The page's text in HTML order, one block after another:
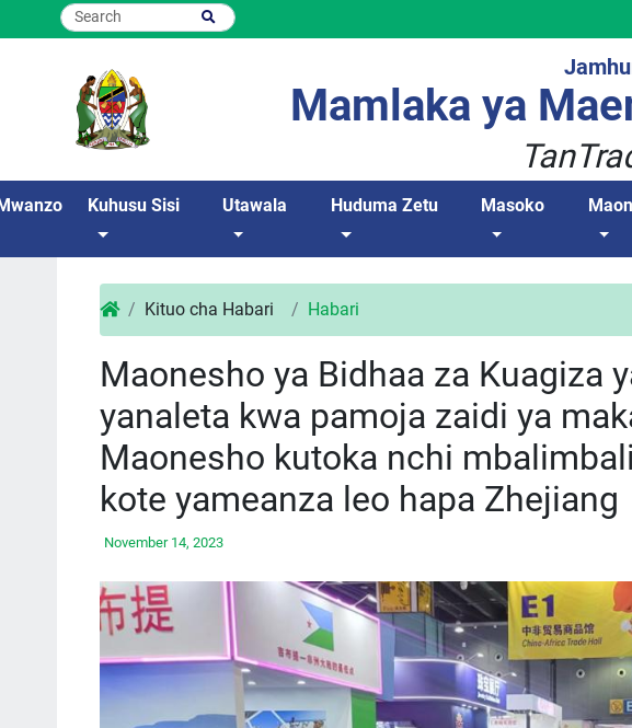
Mamlaka ya
Kuhusu Sisi Utawala Huduma Zetu Masoko
Kituo cha Habari Habari
Maonesho ya Bidhaa za Kuagiza
yanaleta kwa pamoja zaidi ya
Maonesho kutoka nchi
kote yameanza leo hapa Zhejiang
November 14, 2023